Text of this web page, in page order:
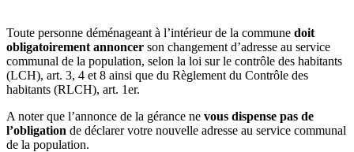
Toute personne déménageant à l’intérieur de la commune doit
obligatoirement annoncer son changement d’adresse au service
communal de la population, selon la loi sur le contrôle des habitants
(LCH), art. 3, 4 et 8 ainsi que du Règlement du Contrôle des
habitants (RLCH), art. 1er.
A noter que l’annonce de la gérance ne vous dispense pas de
l’obligation de déclarer votre nouvelle adresse au service communal
de la population.